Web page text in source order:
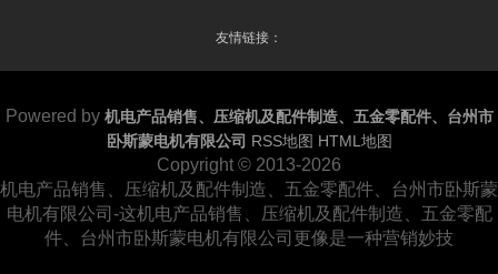
友情链接：
Powered by 机电产品销售、压缩机及配件制造、五金零配件、台州市
卧斯蒙电机有限公司 RSS地图 HTML地图
Copyright © 2013-2026
机电产品销售、压缩机及配件制造、五金零配件、台州市卧斯蒙
电机有限公司-这机电产品销售、压缩机及配件制造、五金零配
件、台州市卧斯蒙电机有限公司更像是一种营销妙技